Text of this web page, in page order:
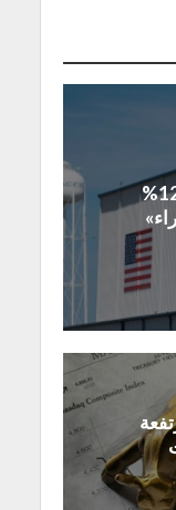
سهم سبيس إكس يقفز 12%